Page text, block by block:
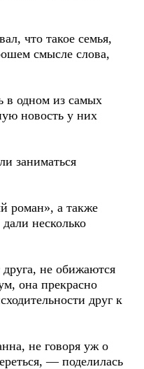
что такое семья,
смысле слова,
в одном из самых
новость у них
заниматься
роман», а также
несколько
не обижаются
она прекрасно
друг к
не говоря уж о
— поделилась